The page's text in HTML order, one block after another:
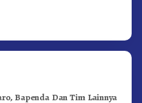
Bapenda Dan Tim Lainnya